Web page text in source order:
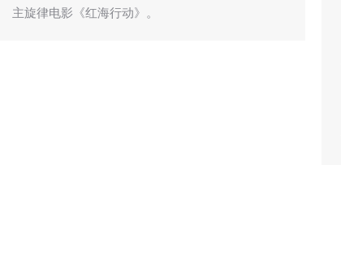
主旋律电影《红海行动》。